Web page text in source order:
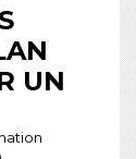
UN